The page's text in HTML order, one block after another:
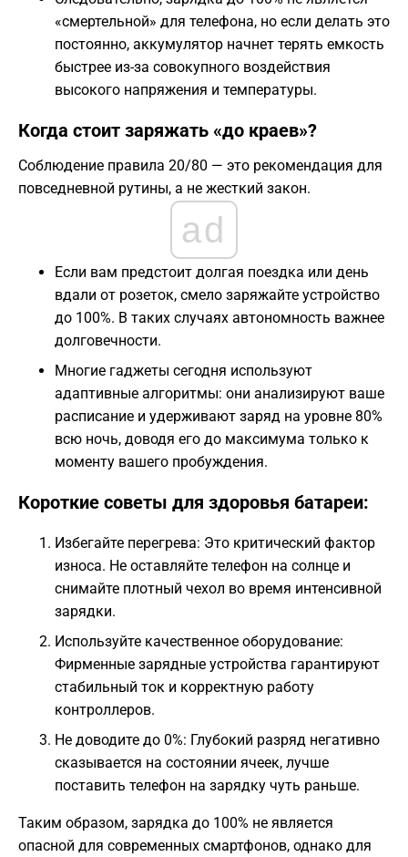
«смертельной» для телефона, но если делать это
постоянно, аккумулятор начнет терять емкость
быстрее из-за совокупного воздействия
высокого напряжения и температуры.
Когда стоит заряжать «до краев»?
Соблюдение правила 20/80 — это рекомендация для
повседневной рутины, а не жесткий закон.
ad
Если вам предстоит долгая поездка или день
вдали от розеток, смело заряжайте устройство
до 100%. В таких случаях автономность важнее
долговечности.
Многие гаджеты сегодня используют
адаптивные алгоритмы: они анализируют ваше
расписание и удерживают заряд на уровне 80%
всю ночь, доводя его до максимума только к
моменту вашего пробуждения.
Короткие советы для здоровья батареи:
Избегайте перегрева: Это критический фактор
износа. Не оставляйте телефон на солнце и
снимайте плотный чехол во время интенсивной
зарядки.
Используйте качественное оборудование:
Фирменные зарядные устройства гарантируют
стабильный ток и корректную работу
контроллеров.
Не доводите до 0%: Глубокий разряд негативно
сказывается на состоянии ячеек, лучше
поставить телефон на зарядку чуть раньше.
Таким образом, зарядка до 100% не является
опасной для современных смартфонов, однако для